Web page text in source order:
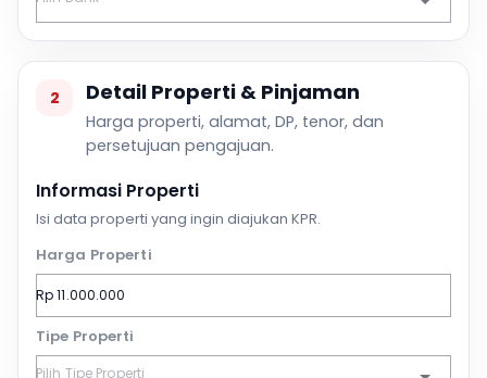
2 Detail Properti & Pinjaman
Harga properti, alamat, DP, tenor, dan
persetujuan pengajuan.
Informasi Properti
Isi data properti yang ingin diajukan KPR.
Harga Properti
Tipe Properti